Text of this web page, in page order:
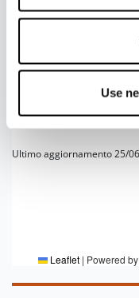
Use
Leaflet | Powered by
Ultimo aggiornamento 25/